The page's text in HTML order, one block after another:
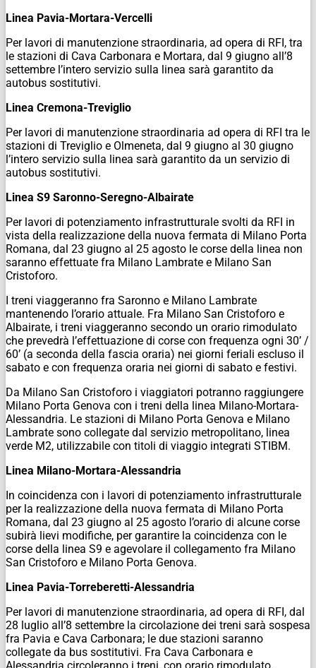
Linea Pavia-Mortara-Vercelli
Per lavori di manutenzione straordinaria, ad opera di RFI, tra
le stazioni di Cava Carbonara e Mortara, dal 9 giugno all’8
settembre l’intero servizio sulla linea sarà garantito da
autobus sostitutivi.
Linea Cremona-Treviglio
Per lavori di manutenzione straordinaria ad opera di RFI tra le
stazioni di Treviglio e Olmeneta, dal 9 giugno al 30 giugno
l’intero servizio sulla linea sarà garantito da un servizio di
autobus sostitutivi.
Linea S9 Saronno-Seregno-Albairate
Per lavori di potenziamento infrastrutturale svolti da RFI in
vista della realizzazione della nuova fermata di Milano Porta
Romana, dal 23 giugno al 25 agosto le corse della linea non
saranno effettuate fra Milano Lambrate e Milano San
Cristoforo.
I treni viaggeranno fra Saronno e Milano Lambrate
mantenendo l’orario attuale. Fra Milano San Cristoforo e
Albairate, i treni viaggeranno secondo un orario rimodulato
che prevedrà l’effettuazione di corse con frequenza ogni 30’ /
60’ (a seconda della fascia oraria) nei giorni feriali escluso il
sabato e con frequenza oraria nei giorni di sabato e festivi.
Da Milano San Cristoforo i viaggiatori potranno raggiungere
Milano Porta Genova con i treni della linea Milano-Mortara-
Alessandria. Le stazioni di Milano Porta Genova e Milano
Lambrate sono collegate dal servizio metropolitano, linea
verde M2, utilizzabile con titoli di viaggio integrati STIBM.
Linea Milano-Mortara-Alessandria
In coincidenza con i lavori di potenziamento infrastrutturale
per la realizzazione della nuova fermata di Milano Porta
Romana, dal 23 giugno al 25 agosto l’orario di alcune corse
subirà lievi modifiche, per garantire la coincidenza con le
corse della linea S9 e agevolare il collegamento fra Milano
San Cristoforo e Milano Porta Genova.
Linea Pavia-Torreberetti-Alessandria
Per lavori di manutenzione straordinaria, ad opera di RFI, dal
28 luglio all’8 settembre la circolazione dei treni sarà sospesa
fra Pavia e Cava Carbonara; le due stazioni saranno
collegate da bus sostitutivi. Fra Cava Carbonara e
Alessandria circoleranno i treni, con orario rimodulato.